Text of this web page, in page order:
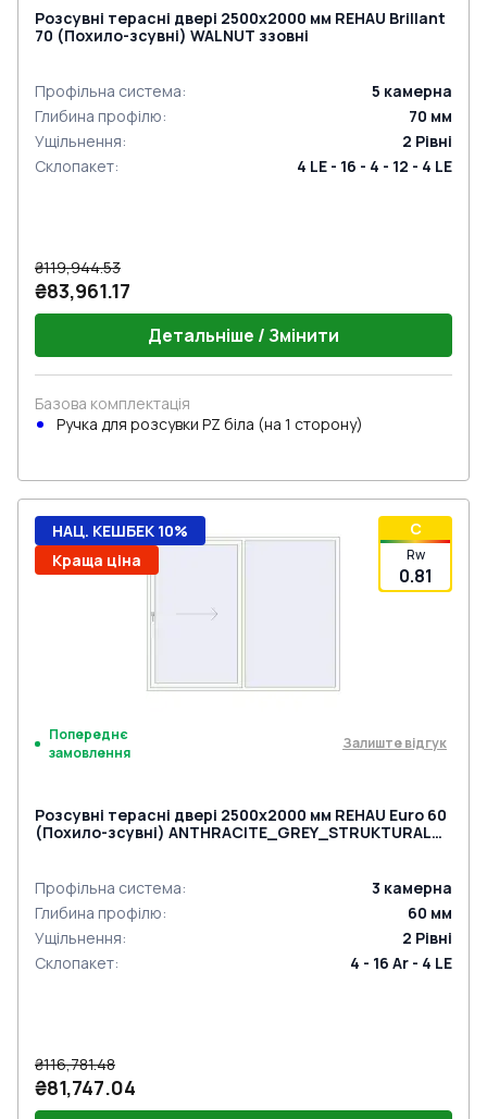
Розсувні терасні двері 2500x2000 мм REHAU Brillant
70 (Похило-зсувні) WALNUT ззовні
Профільна система: 5 камерна
Глибина профілю: 70 мм
Ущільнення: 2 Рівні
Склопакет: 4 LE - 16 - 4 - 12 - 4 LE
₴119,944.53
₴83,961.17
Детальніше / Змінити
Базова комплектація
Ручкa для розсувки PZ біла (на 1 сторону)
C
Rw
0.81
НАЦ. КЕШБЕК 10%
Краща ціна
Попереднє
замовлення
Залиште відгук
Розсувні терасні двері 2500x2000 мм REHAU Euro 60
(Похило-зсувні) ANTHRACITE_GREY_STRUKTURAL
Профільна система: 3 камерна
Глибина профілю: 60 мм
Ущільнення: 2 Рівні
Склопакет: 4 - 16 Ar - 4 LE
₴116,781.48
₴81,747.04